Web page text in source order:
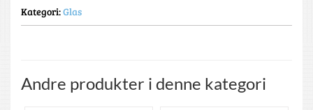
Kategori:Glas
Andre produkter i denne kategori